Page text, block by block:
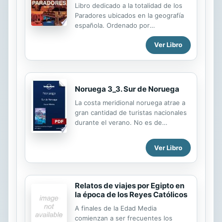
imaginación. Atraído de forma
irremediable por esa región mágica,
Robert Twigger se acerca al Himalaya
para desenmarañar algunos de esos
viajes reales e inventados y los
inesperados vínculos que existen ...
Libro dedicado a la totalidad de los
Paradores ubicados en la geografía
española. Ordenado por
comunidades, cada uno de ellos se
presenta con un pequeño texto de
información, una selección de
una ficha con los datos generales y
características, así como apuntes
concretos de interés especial.
Ver Libro
Noruega 3_3. Sur de Noruega
La costa meridional noruega atrae a
gran cantidad de turistas nacionales
durante el verano. No es de
pueblos costeros impolutos de casas
blancas de madera, junto a la
compleja red de bahías y skerries
Esta es una Noruega cosmopolita y
genuina, muy distinta a la de los
fiordos y altiplanos que figura
habitualmente en los folletos. •
Ver Libro
Relatos de viajes por Egipto en
la época de los Reyes Católicos
A finales de la Edad Media
comienzan a ser frecuentes los